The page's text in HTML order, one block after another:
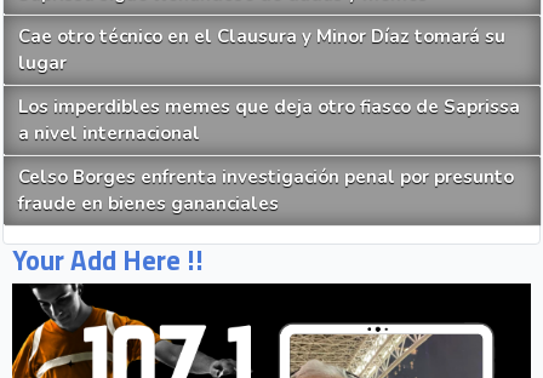
Cae otro técnico en el Clausura y Minor Díaz tomará su
lugar
Los imperdibles memes que deja otro fiasco de Saprissa
a nivel internacional
Celso Borges enfrenta investigación penal por presunto
fraude en bienes gananciales
Your Add Here !!